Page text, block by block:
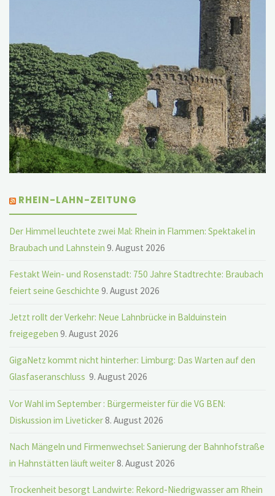
RHEIN-LAHN-ZEITUNG
Der Himmel leuchtete zwei Mal: Rhein in Flammen: Spektakel in
Braubach und Lahnstein 9. August 2026
Festakt Wein- und Rosenstadt: 750 Jahre Stadtrechte: Braubach
feiert seine Geschichte 9. August 2026
Jetzt rollt der Verkehr: Neue Lahnbrücke in Balduinstein
freigegeben 9. August 2026
GigaNetz kommt nicht hinterher: Limburg: Das Warten auf den
Glasfaseranschluss 9. August 2026
Vor Wahl im September : Bürgermeister für die VG BEN:
Diskussion im Liveticker8. August 2026
Nach Mängeln und Firmenwechsel: Sanierung der Bahnhofstraße
in Hahnstätten läuft weiter8. August 2026
Trockenheit besorgt Landwirte: Rekord-Niedrigwasser am Rhein